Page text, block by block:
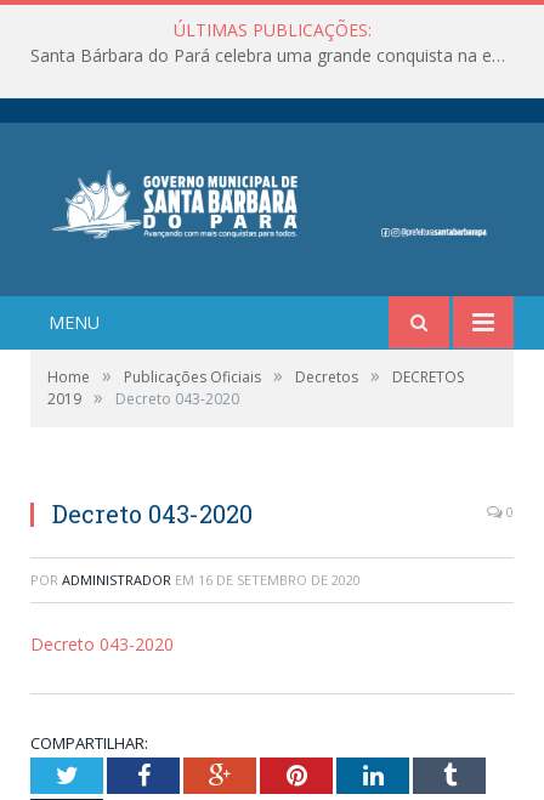
ÚLTIMAS PUBLICAÇÕES:
Santa Bárbara do Pará celebra uma grande conquista na educação!
MENU
Home » Publicações Oficiais » Decretos »
DECRETOS
2019 » Decreto 043-2020
Decreto 043-2020 0
POR ADMINISTRADOR EM 16 DE SETEMBRO DE 2020
Decreto 043-2020
COMPARTILHAR:
TwitterFacebookGoogle+PinterestLinkedInTumblr